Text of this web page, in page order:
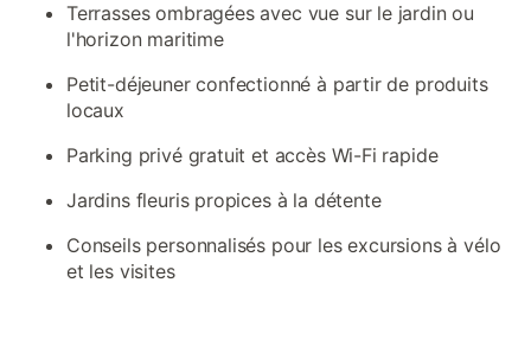
Terrasses ombragées avec vue sur le jardin ou
l'horizon maritime
Petit-déjeuner confectionné à partir de produits
locaux
Parking privé gratuit et accès Wi-Fi rapide
Jardins fleuris propices à la détente
Conseils personnalisés pour les excursions à vélo
et les visites